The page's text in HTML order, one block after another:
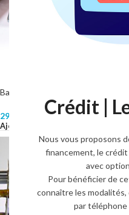
Crédit |
Nous vous proposons
financement, le crédit
avec
Pour bénéficier de
connaître les
par téléphone
Bac à sciure
29,00
Ajouter Au Panier